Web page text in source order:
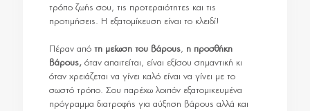
τρόπο ζωής σου, τις προτεραιότητες και τις
προτιμήσεις. Η εξατομίκευση είναι το κλειδί!
Πέραν απότη μείωση του βάρους, η προσθήκη
βάρους, όταν απαιτείται, είναι εξίσου σημαντική κι
όταν χρειάζεται να γίνει καλό είναι να γίνει με το
σωστό τρόπο. Σου παρέχω λοιπόν εξατομικευμένα
πρόγραμμα διατροφής για αύξηση βάρους αλλά και